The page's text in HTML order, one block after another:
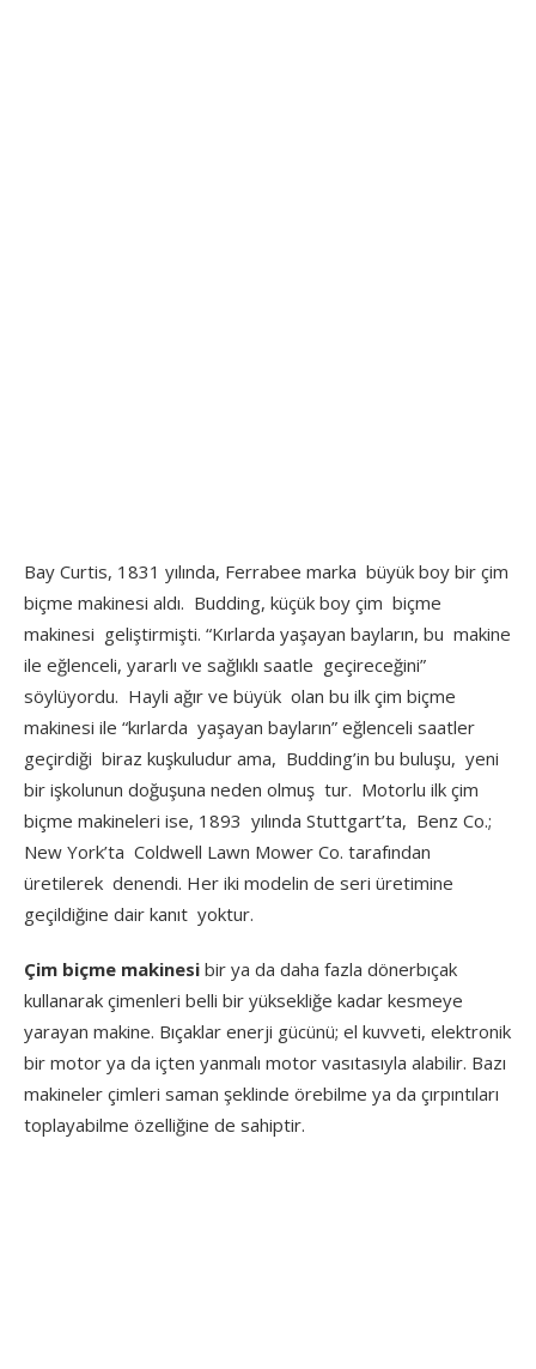
Bay Curtis, 1831 yılında, Ferrabee marka büyük boy bir çim
biçme makinesi aldı. Budding, küçük boy çim biçme
makinesi geliştirmişti. “Kırlarda yaşayan bayların, bu makine
ile eğlenceli, yararlı ve sağlıklı saatle geçireceğini”
söylüyordu. Hayli ağır ve büyük olan bu ilk çim biçme
makinesi ile “kırlarda yaşayan bayların” eğlenceli saatler
geçirdiği biraz kuşkuludur ama, Budding’in bu buluşu, yeni
bir işkolunun doğuşuna neden olmuş tur. Motorlu ilk çim
biçme makineleri ise, 1893 yılında Stuttgart’ta, Benz Co.;
New York’ta Coldwell Lawn Mower Co. tarafından
üretilerek denendi. Her iki modelin de seri üretimine
geçildiğine dair kanıt yoktur.
Çim biçme makinesi bir ya da daha fazla dönerbıçak
kullanarak çimenleri belli bir yüksekliğe kadar kesmeye
yarayan makine. Bıçaklar enerji gücünü; el kuvveti, elektronik
bir motor ya da içten yanmalı motor vasıtasıyla alabilir. Bazı
makineler çimleri saman şeklinde örebilme ya da çırpıntıları
toplayabilme özelliğine de sahiptir.